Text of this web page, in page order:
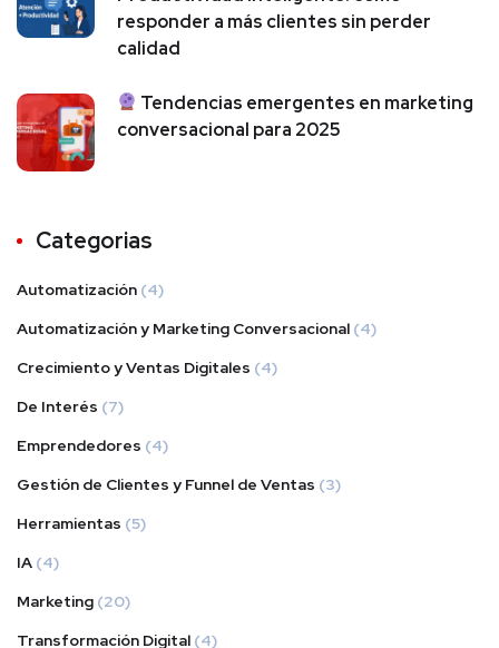
responder a más clientes sin perder
calidad
Tendencias emergentes en marketing
conversacional para 2025
Categorias
Automatización (4)
Automatización y Marketing Conversacional (4)
Crecimiento y Ventas Digitales (4)
De Interés (7)
Emprendedores (4)
Gestión de Clientes y Funnel de Ventas (3)
Herramientas (5)
IA (4)
Marketing (20)
Transformación Digital (4)